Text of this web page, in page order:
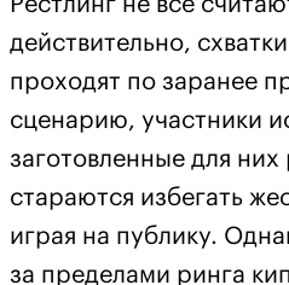
Рестлинг не все
действительно,
проходят по заранее
сценарию, участники
заготовленные для них
стараются избегать
играя на публику.
за пределами ринга